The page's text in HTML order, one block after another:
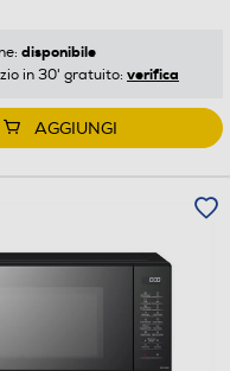
disponibile
in 30' gratuito: verifica
AGGIUNGI